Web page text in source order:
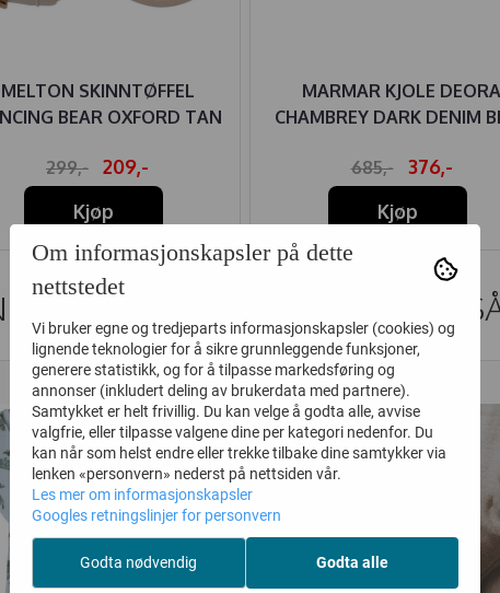
MELTON SKINNTØFFEL
BEAR OXFORD TAN
299,-
209,-
Kjøp
MARMAR KJOLE DEORA
CHAMBREY DARK DENIM
685,-
376,-
Kjøp
SOM SÅ PÅ DETTE SÅ
50% 30%
Om informasjonskapsler på dette
nettstedet
Vi bruker egne og tredjeparts informasjonskapsler (cookies) og
lignende teknologier for å sikre grunnleggende funksjoner,
generere statistikk, og for å tilpasse markedsføring og
annonser (inkludert deling av brukerdata med partnere).
Samtykket er helt frivillig. Du kan velge å godta alle, avvise
valgfrie, eller tilpasse valgene dine per kategori nedenfor. Du
kan når som helst endre eller trekke tilbake dine samtykker via
lenken «personvern» nederst på nettsiden vår.
Les mer om informasjonskapsler
Googles retningslinjer for personvern
Godta nødvendig Godta alle